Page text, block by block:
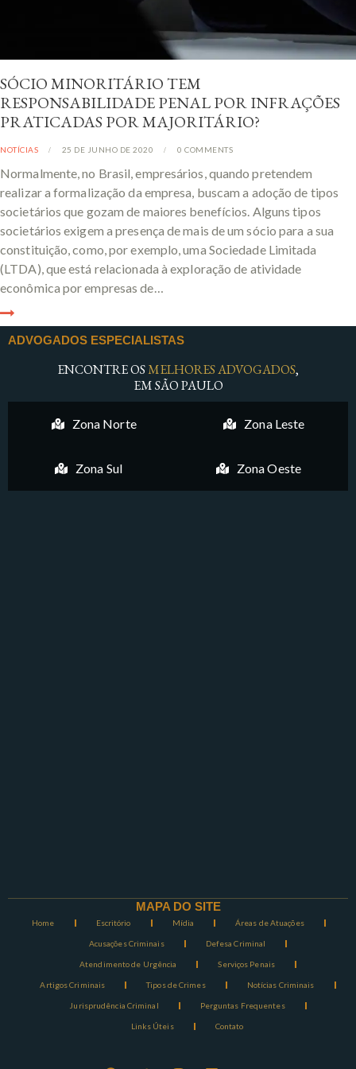
SÓCIO MINORITÁRIO TEM
RESPONSABILIDADE PENAL POR INFRAÇÕES
PRATICADAS POR MAJORITÁRIO?
NOTÍCIAS 25 DE JUNHO DE 2020 0 COMMENTS
Normalmente, no Brasil, empresários, quando pretendem
realizar a formalização da empresa, buscam a adoção de tipos
societários que gozam de maiores benefícios. Alguns tipos
societários exigem a presença de mais de um sócio para a sua
constituição, como, por exemplo, uma Sociedade Limitada
(LTDA), que está relacionada à exploração de atividade
econômica por empresas de…
ADVOGADOS ESPECIALISTAS
ENCONTRE OSMELHORES ADVOGADOS,
EM SÃO PAULO
Zona Norte Zona Leste
Zona Sul Zona Oeste
MAPA DO SITE
Home Escritório Mídia Áreas de Atuações
Acusações Criminais Defesa Criminal
Atendimento de Urgência Serviços Penais
Artigos Criminais Tipos de Crimes Notícias Criminais
Jurisprudência Criminal Perguntas Frequentes
Links Úteis Contato